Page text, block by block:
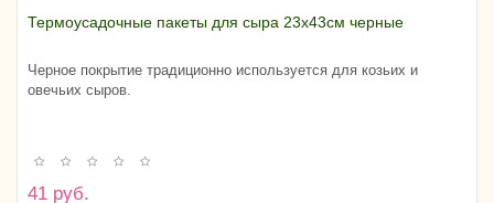
Термоусадочные пакеты для сыра 23х43см черные
Черное покрытие традиционно используется для козьих и
овечьих сыров.
41 руб.